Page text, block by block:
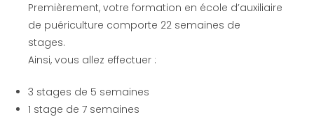
Premièrement, votre formation en école d’auxiliaire
de puériculture comporte 22 semaines de
stages.
Ainsi, vous allez effectuer :
3 stages de 5 semaines
1 stage de 7 semaines